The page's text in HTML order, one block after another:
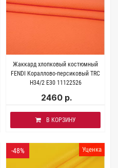
Жаккард хлопковый костюмный
FENDI Кораллово-персиковый TRC
H34/2 E30 11122526
2460 р.
В КОРЗИНУ
Уценка
-48%